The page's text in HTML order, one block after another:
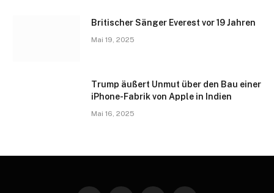
Britischer Sänger Everest vor 19 Jahren
Mai 19, 2025
Trump äußert Unmut über den Bau einer
iPhone-Fabrik von Apple in Indien
Mai 16, 2025